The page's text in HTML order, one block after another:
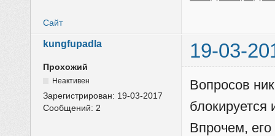
Сайт
kungfupadla 19-03-
Прохожий
Неактивен
Зарегистрирован: 19-03-2017
Сообщений:2
Вопросов
блокируется
Впрочем,